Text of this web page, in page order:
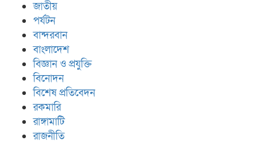
জাতীয়
পর্যটন
বান্দরবান
বাংলাদেশ
বিজ্ঞান ও প্রযুক্তি
বিনোদন
বিশেষ প্রতিবেদন
রকমারি
রাঙ্গামাটি
রাজনীতি